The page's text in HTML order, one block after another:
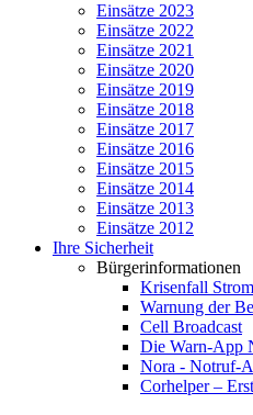
Einsätze 2023
Einsätze 2022
Einsätze 2021
Einsätze 2020
Einsätze 2019
Einsätze 2018
Einsätze 2017
Einsätze 2016
Einsätze 2015
Einsätze 2014
Einsätze 2013
Einsätze 2012
Ihre Sicherheit
Bürgerinformationen
Krisenfall
Warnung der
Cell Broadcast
Die Warn-App
Nora - Notruf-
Corhelper –